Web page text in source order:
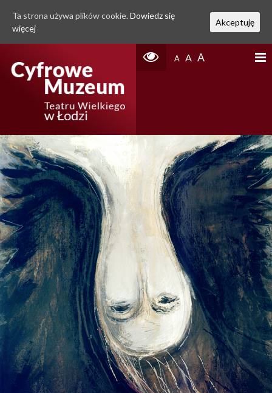
A A A
Ta strona używa plików cookie. Dowiedz się
więcej
Akceptuję